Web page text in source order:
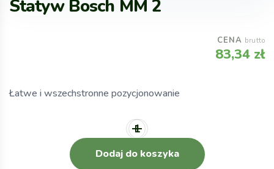
Statyw Bosch MM 2
CENA brutto
83,34 zł
Łatwe i wszechstronne pozycjonowanie
Dodaj do koszyka